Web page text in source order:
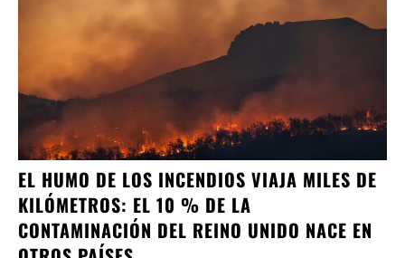
EL HUMO DE LOS INCENDIOS VIAJA MILES DE
KILÓMETROS: EL 10 % DE LA
CONTAMINACIÓN DEL REINO UNIDO NACE EN